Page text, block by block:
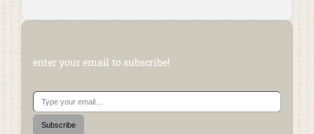
enter your email to subscribe!
Type your email…
Subscribe